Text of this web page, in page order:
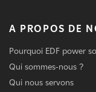
A PROPOS DE
Pourquoi EDF power
Qui sommes-nous ?
Qui nous servons